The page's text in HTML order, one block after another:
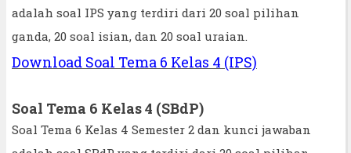
adalah soal IPS yang terdiri dari 20 soal pilihan
ganda, 20 soal isian, dan 20 soal uraian.
Download Soal Tema 6 Kelas 4 (IPS)
Soal Tema 6 Kelas 4 (SBdP)
Soal Tema 6 Kelas 4 Semester 2 dan kunci jawaban